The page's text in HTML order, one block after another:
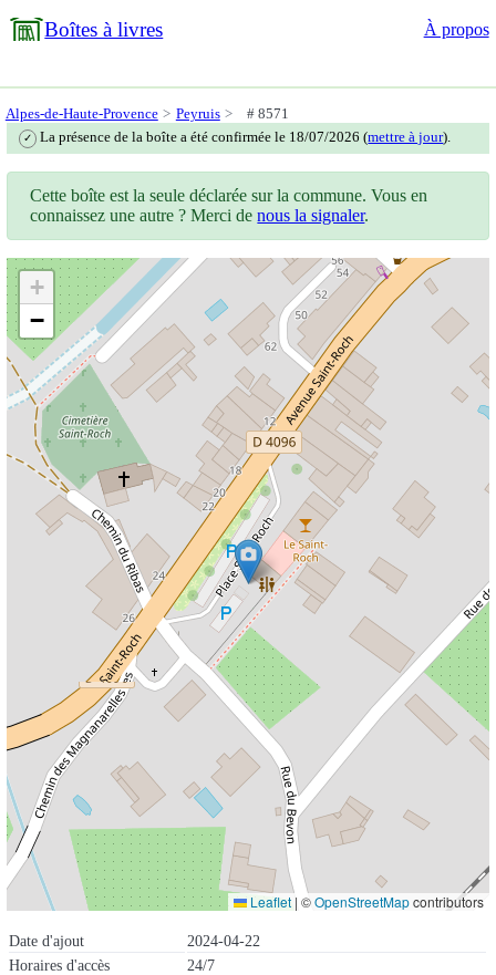
Boîtes à livres À propos
Alpes-de-Haute-Provence Peyruis # 8571
✓ La présence de la boîte a été confirmée le 18/07/2026 (mettre à jour).
Date d'ajout
2024-04-22
Horaires d'accès
24/7
Cette boîte est la seule déclarée sur la commune. Vous en
connaissez une autre ? Merci denous la signaler.
+
−
Leaflet | ©OpenStreetMapcontributors